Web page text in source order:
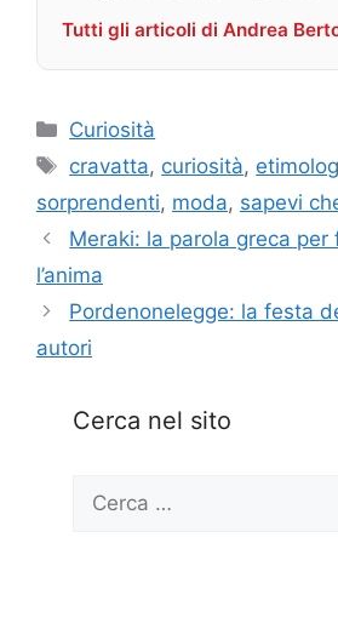
Tutti gli articoli di Andrea
Categorie
Curiosità
Tag
cravatta, curiosità,
sorprendenti, moda, sapevi
Meraki: la parola greca per
l’anima
Pordenonelegge: la festa
autori
Cerca nel sito
per: